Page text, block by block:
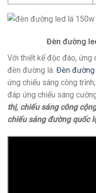
Đèn đường
Với thiết kế độc đáo, ứng
đèn đường lá. Đèn đường
ứng chiếu sáng công
đáp ứng chiếu sáng
thị, chiếu sáng công
chiếu sáng đường quốc